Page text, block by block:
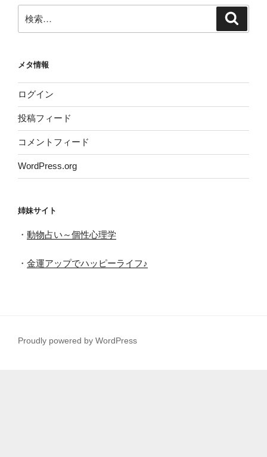
索:
メタ情報
ログイン
投稿フィード
コメントフィード
WordPress.org
姉妹サイト
・ 動物占い～個性心理学
・ 金運アップでハッピーライフ♪
Proudly powered by WordPress